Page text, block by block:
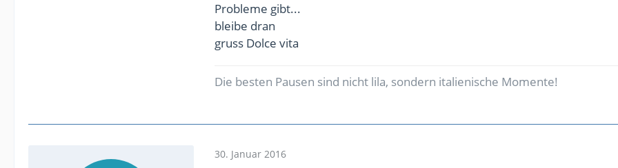
Probleme gibt...
bleibe dran
gruss Dolce vita
Die besten Pausen sind nicht lila, sondern italienische Momente!
30. Januar 2016